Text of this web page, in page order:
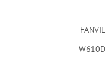
FANVIL
W610D